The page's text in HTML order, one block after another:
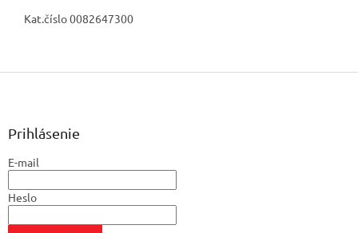
Kat.číslo 0082647300
Z
Prihlásenie
E-mail
Heslo